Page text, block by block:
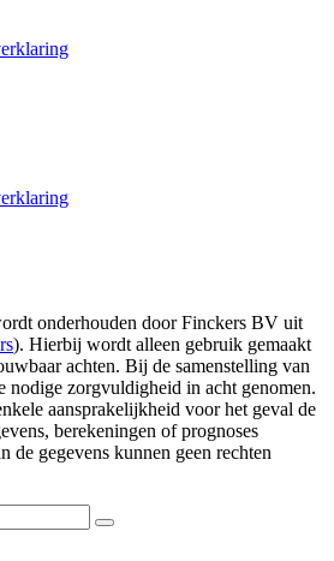
onderhouden door Finckers BV uit
). Hierbij wordt alleen gebruik gemaakt
achten. Bij de samenstelling van
nodige zorgvuldigheid in acht genomen.
aansprakelijkheid voor het geval de
berekeningen of prognoses
de gegevens kunnen geen rechten